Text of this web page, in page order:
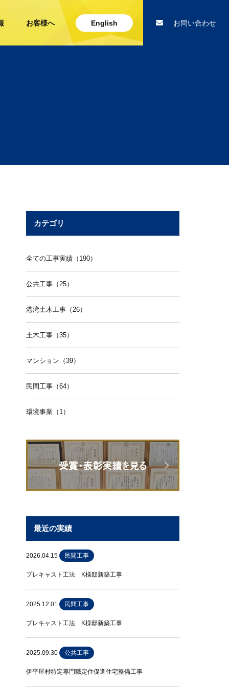
お客様へ English お問い合わせ
カテゴリ
全ての工事実績（190）
公共工事（25）
港湾土木工事（26）
土木工事（35）
マンション（39）
民間工事（64）
環境事業（1）
最近の実績
2026.04.15 民間工事
プレキャスト工法 K様邸新築工事
2025.12.01 民間工事
プレキャスト工法 K様邸新築工事
2025.09.30 公共工事
伊平屋村特定専門職定住促進住宅整備工事